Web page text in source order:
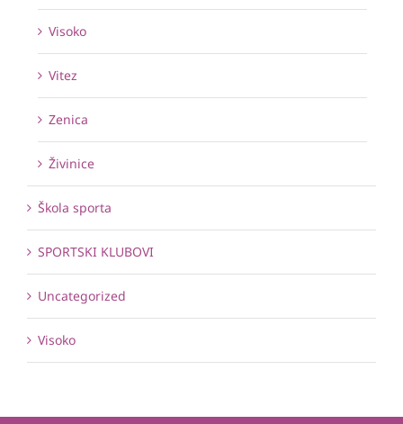
Visoko
Vitez
Zenica
Živinice
Škola sporta
SPORTSKI KLUBOVI
Uncategorized
Visoko